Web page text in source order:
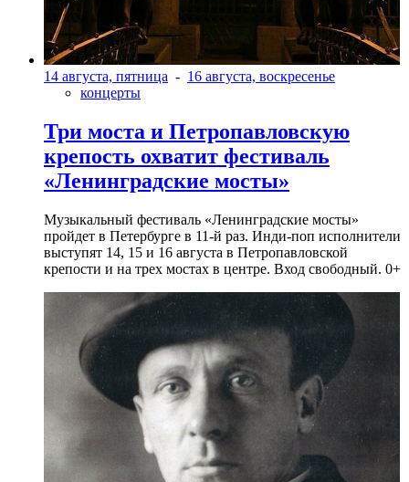
14 августа, пятница - 16 августа, воскресенье
концерты
Три моста и Петропавловскую
крепость охватит фестиваль
«Ленинградские мосты»
Музыкальный фестиваль «Ленинградские мосты»
пройдет в Петербурге в 11-й раз. Инди-поп исполнители
выступят 14, 15 и 16 августа в Петропавловской
крепости и на трех мостах в центре. Вход свободный. 0+